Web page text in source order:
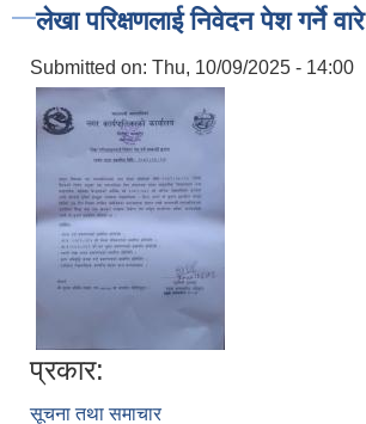
लेखा परिक्षणलाई निवेदन पेश गर्ने
Submitted on: Thu, 10/09/2025 - 14:00
प्रकार:
सूचना तथा समाचार